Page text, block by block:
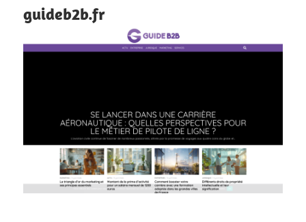
guideb2b.fr